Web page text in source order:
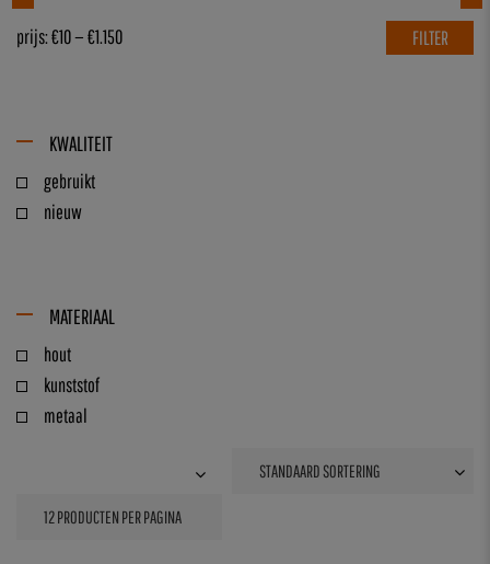
FILTER
prijs:€10—€1.150
KWALITEIT
gebruikt
nieuw
MATERIAAL
hout
kunststof
metaal